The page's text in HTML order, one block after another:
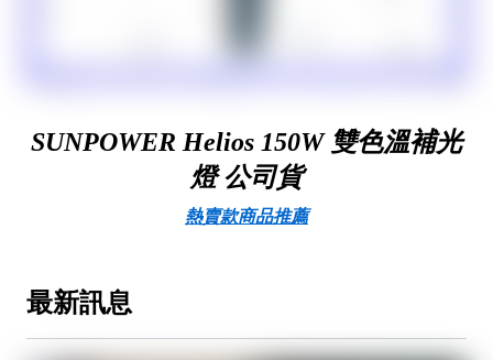
SUNPOWER Helios 150W 雙色溫補光
燈 公司貨
熱賣款商品推薦
最新訊息